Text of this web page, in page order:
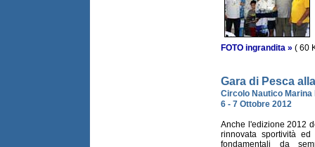
FOTO ingrandita » ( 60
Gara di Pesca
Circolo Nautico Marina
6 - 7 Ottobre 2012
Anche l'edizione 2012
rinnovata sportività
fondamentali da